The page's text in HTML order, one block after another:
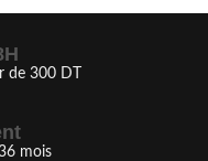
de 300 DT
mois